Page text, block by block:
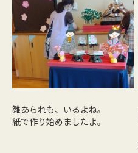
雛あられも、いるよね。
紙で作り始めましたよ。